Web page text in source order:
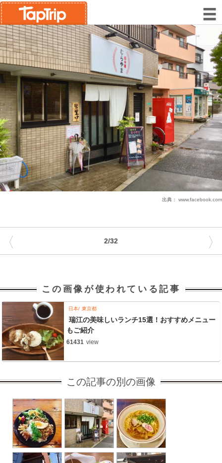
出典： www.facebook.com
2/32
〈 〉
この画像が使われている記事
日本 東京都
瑞江の美味しいランチ15選！おすすめメニュー
もご紹介
61431 view
この記事の別の画像